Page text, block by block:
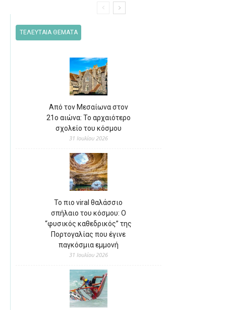
ΤΕΛΕΥΤΑΙΑ ΘΕΜΑΤΑ
Από τον Μεσαίωνα στον
21ο αιώνα: Το αρχαιότερο
σχολείο του κόσμου
31 Ιουλίου 2026
Το πιο viral θαλάσσιο
σπήλαιο του κόσμου: Ο
“φυσικός καθεδρικός” της
Πορτογαλίας που έγινε
παγκόσμια εμμονή
31 Ιουλίου 2026